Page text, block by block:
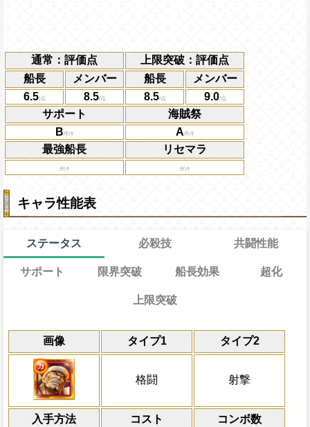
通常：評価点
上限突破：評価点
船長
メンバー 船長
メンバー
6.5
8.5 8.5
9.0
サポート
海賊祭
B
A
最強船長
リセマラ
キャラ性能表
ステータス
画像 タイプ1 タイプ2
格闘 射撃
入手方法 コスト コンボ数
必殺技
通常 18→13ターン
限界突破
通常時
敵全体のHPバーにかかっている全ての
復、1ターンの間ターン終了時に敵全体に
で自分が通常攻撃で与えたダメージの1.5
共闘性能
共闘性能
船長効果
冒険開始時の必殺タ
キャラの攻撃を
にし、他の属性キャ
ターン数：10
サポート
効果
自分の基礎ステータスの8%をサポート対
センゴク 黄猿
限界突破
力
習得する効果
自分がPERFECT攻撃成功で
乗せする
船長効果
通常時
力・技・速属性のキャラのみの時、一味
攻撃が4倍、スロット一致時4.5倍、
トを有利スロット扱いにする
Lv上限突破
冒険開始時船の必殺ターンと一味の必殺
超化
効果
1ターンの間敵全体の被ダメージを2倍上
スロットに変換([お邪魔]も変
かっている船長入れ替え効果を解除する
発動条件
上限突破
レベル上限突破
Lv1
最大Lv.105
Lv2
最大Lv.110
Lv7、速度アップLv7，バトル開始
の攻撃アップLv6、残り時間が40秒